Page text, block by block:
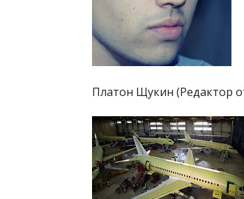
Платон Щукин (Редактор